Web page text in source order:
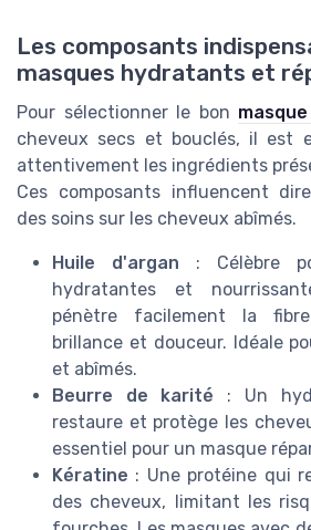
Les composants
masques hydratants et
Pour sélectionner le bon
cheveux secs et bouclés, il est
attentivement les ingrédients
Ces composants influencent
des soins sur les cheveux abîmés.
Huile d'argan : Célèbre
hydratantes et
pénètre facilement la
brillance et douceur. Idéale
et abîmés.
Beurre de karité : Un
restaure et protège les
essentiel pour un masque
Kératine : Une protéine qui
des cheveux, limitant les